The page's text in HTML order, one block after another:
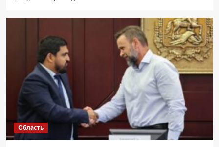
Область